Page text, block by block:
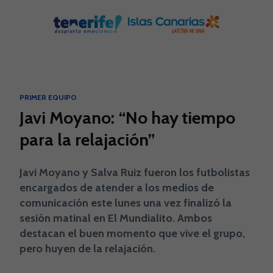
PRIMER EQUIPO
Javi Moyano: “No hay tiempo
para la relajación”
Javi Moyano y Salva Ruiz fueron los futbolistas
encargados de atender a los medios de
comunicación este lunes una vez finalizó la
sesión matinal en El Mundialito. Ambos
destacan el buen momento que vive el grupo,
pero huyen de la relajación.